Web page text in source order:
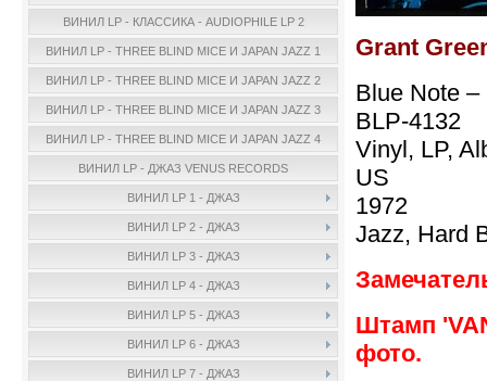
ВИНИЛ LP - КЛАССИКА - AUDIOPHILE LP 2
ВИНИЛ LP - THREE BLIND MICE И JAPAN JAZZ 1
ВИНИЛ LP - THREE BLIND MICE И JAPAN JAZZ 2
ВИНИЛ LP - THREE BLIND MICE И JAPAN JAZZ 3
ВИНИЛ LP - THREE BLIND MICE И JAPAN JAZZ 4
ВИНИЛ LP - ДЖАЗ VENUS RECORDS
ВИНИЛ LP 1 - ДЖАЗ
ВИНИЛ LP 2 - ДЖАЗ
ВИНИЛ LP 3 - ДЖАЗ
ВИНИЛ LP 4 - ДЖАЗ
ВИНИЛ LP 5 - ДЖАЗ
ВИНИЛ LP 6 - ДЖАЗ
ВИНИЛ LP 7 - ДЖАЗ
Grant
Blue Note
BLP-4132
Vinyl, LP,
US
1972
Jazz, Hard
Штамп
фото.